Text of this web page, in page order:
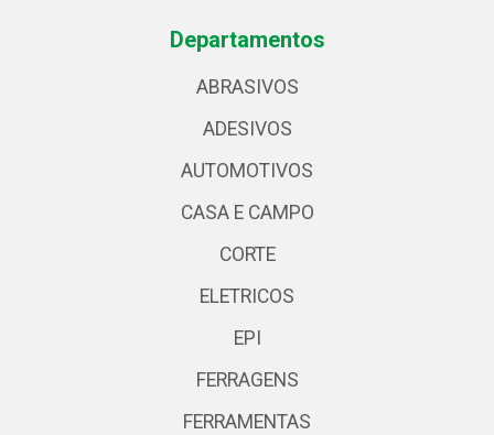
Departamentos
ABRASIVOS
ADESIVOS
AUTOMOTIVOS
CASA E CAMPO
CORTE
ELETRICOS
EPI
FERRAGENS
FERRAMENTAS